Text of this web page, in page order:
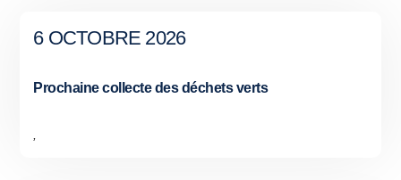
6 OCTOBRE 2026
Prochaine collecte des déchets verts